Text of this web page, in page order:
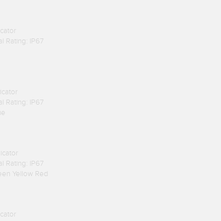
Rating: IP67
Rating: IP67
Rating: IP67
Yellow Red